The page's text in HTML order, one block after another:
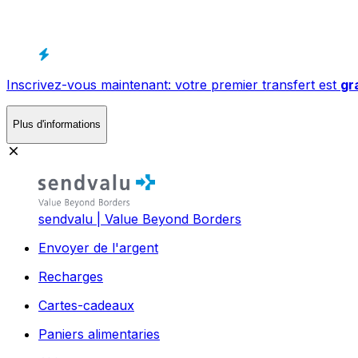
Inscrivez-vous maintenant: votre premier transfert est
Plus d'informations
sendvalu | Value Beyond Borders
Envoyer de l'argent
Recharges
Cartes-cadeaux
Paniers alimentaries